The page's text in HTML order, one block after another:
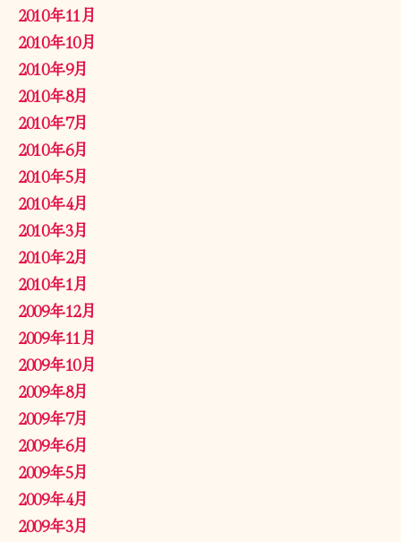
2010年11月
2010年10月
2010年9月
2010年8月
2010年7月
2010年6月
2010年5月
2010年4月
2010年3月
2010年2月
2010年1月
2009年12月
2009年11月
2009年10月
2009年8月
2009年7月
2009年6月
2009年5月
2009年4月
2009年3月